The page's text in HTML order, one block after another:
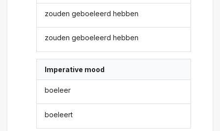
zouden geboeleerd hebben
zouden geboeleerd hebben
Imperative mood
boeleer
boeleert